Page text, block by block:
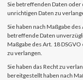
Sie betreffenden Daten
unrichtigen Daten zu
Sie haben nach Maßgabe
betreffende Daten
Maßgabe des Art. 18
zu verlangen.
Sie haben das Recht zu
bereitgestellt haben nach